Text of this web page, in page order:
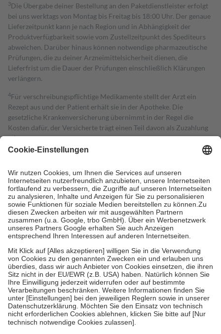
3Die Übergabe deiner Bestellung an den Paketdienstleister erfolgt
bei uns werktags von Montag bis Freitag bis 18:00 Uhr. Der genaue
Lieferzeitpunkt kann je nach Region und in Abhängigkeit der
Produktverfügbarkeit sowie vom Zustellzeitpunkt des Spediteurs
abweichen. Darüber hinaus können notwendige pharmazeutische
Prüfungen, die zu deiner Arzneimittelsicherheit dienen, die
Lieferfrist um die Dauer der Prüfungen einschließlich Klärungen
verlängern.
4Für verschreibungspflichtige Medikamente stellt der Arzt ein
Rezept aus und der Patient erhält sie in der Apotheke. Die
gesetzliche Krankenversicherung übernimmt in der Regel die
Kosten dafür, der Versicherte trägt einen Teil davon als Zuzahlung
mit.
Grundsätzlich leisten Mitglieder Zuzahlungen in Höhe von zehn
höchstens zehn Euro.
Es sind jedoch nie mehr als die tatsächlichen
Kosten der Leistung zu entrichten.
Diese Regeln gelten grundsätzlich auch für Online-Apotheken.
Bei Heilmitteln und häuslicher Krankenpflege beträgt die
Zuzahlung zehn Prozent der Kosten sowie zehn Euro je
Verordnung.
Um das Engagement der Versicherten für ihre eigene Gesundheit zu
stärken und die besondere Stellung der Familie zu unterstützen,
fallenkeine Zuzahlungenan bei:
• Kindern und Jugendlichen bis zum vollendeten 18. Lebensjahr
mit Ausnahme der Fahrkosten
• Untersuchungen zur Vorsorge und Früherkennung, die von der
GKV getragen werden
• empfohlenen Schutzimpfungen
• Harn- und Blutteststreifen